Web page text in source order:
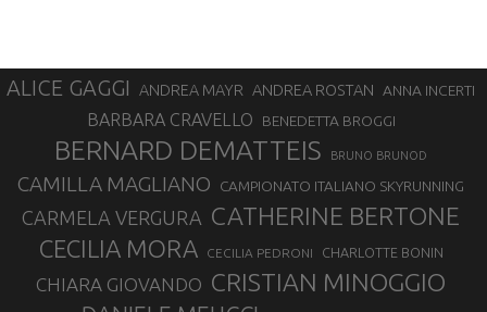
ALICE GAGGI ANDREA MAYR ANDREA ROSTAN ANNA INCERTI
BARBARA CRAVELLO BENEDETTA BROGGI
BERNARD DEMATTEIS BRUNO BRUNOD
CAMILLA MAGLIANO CAMPIONATO ITALIANO SKYRUNNING
CARMELA VERGURA CATHERINE BERTONE
CECILIA MORA CECILIA PEDRONI CHARLOTTE BONIN
CHIARA GIOVANDO CRISTIAN MINOGGIO